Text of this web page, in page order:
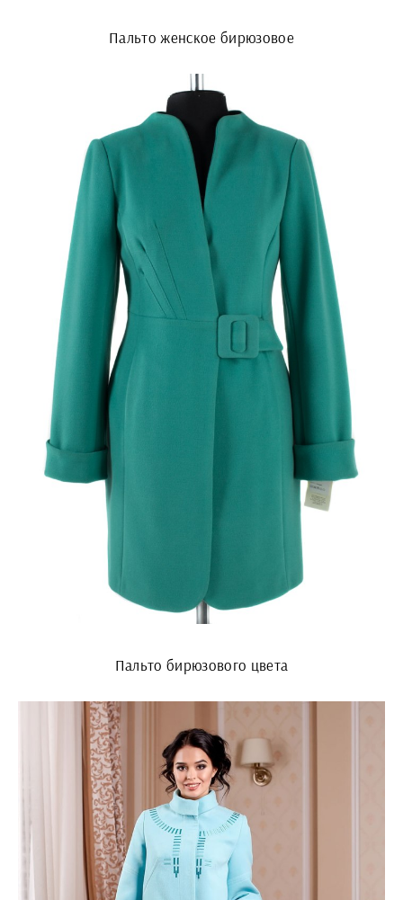
Пальто женское бирюзовое
Пальто бирюзового цвета